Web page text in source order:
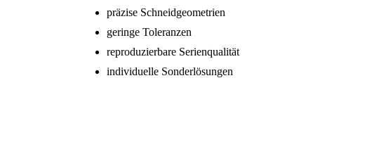
präzise Schneidgeometrien
geringe Toleranzen
reproduzierbare Serienqualität
individuelle Sonderlösungen